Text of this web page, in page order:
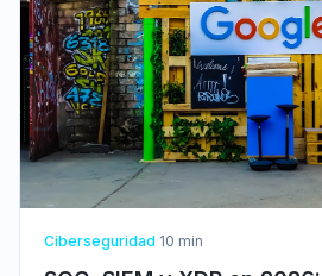
Ciberseguridad 10 min